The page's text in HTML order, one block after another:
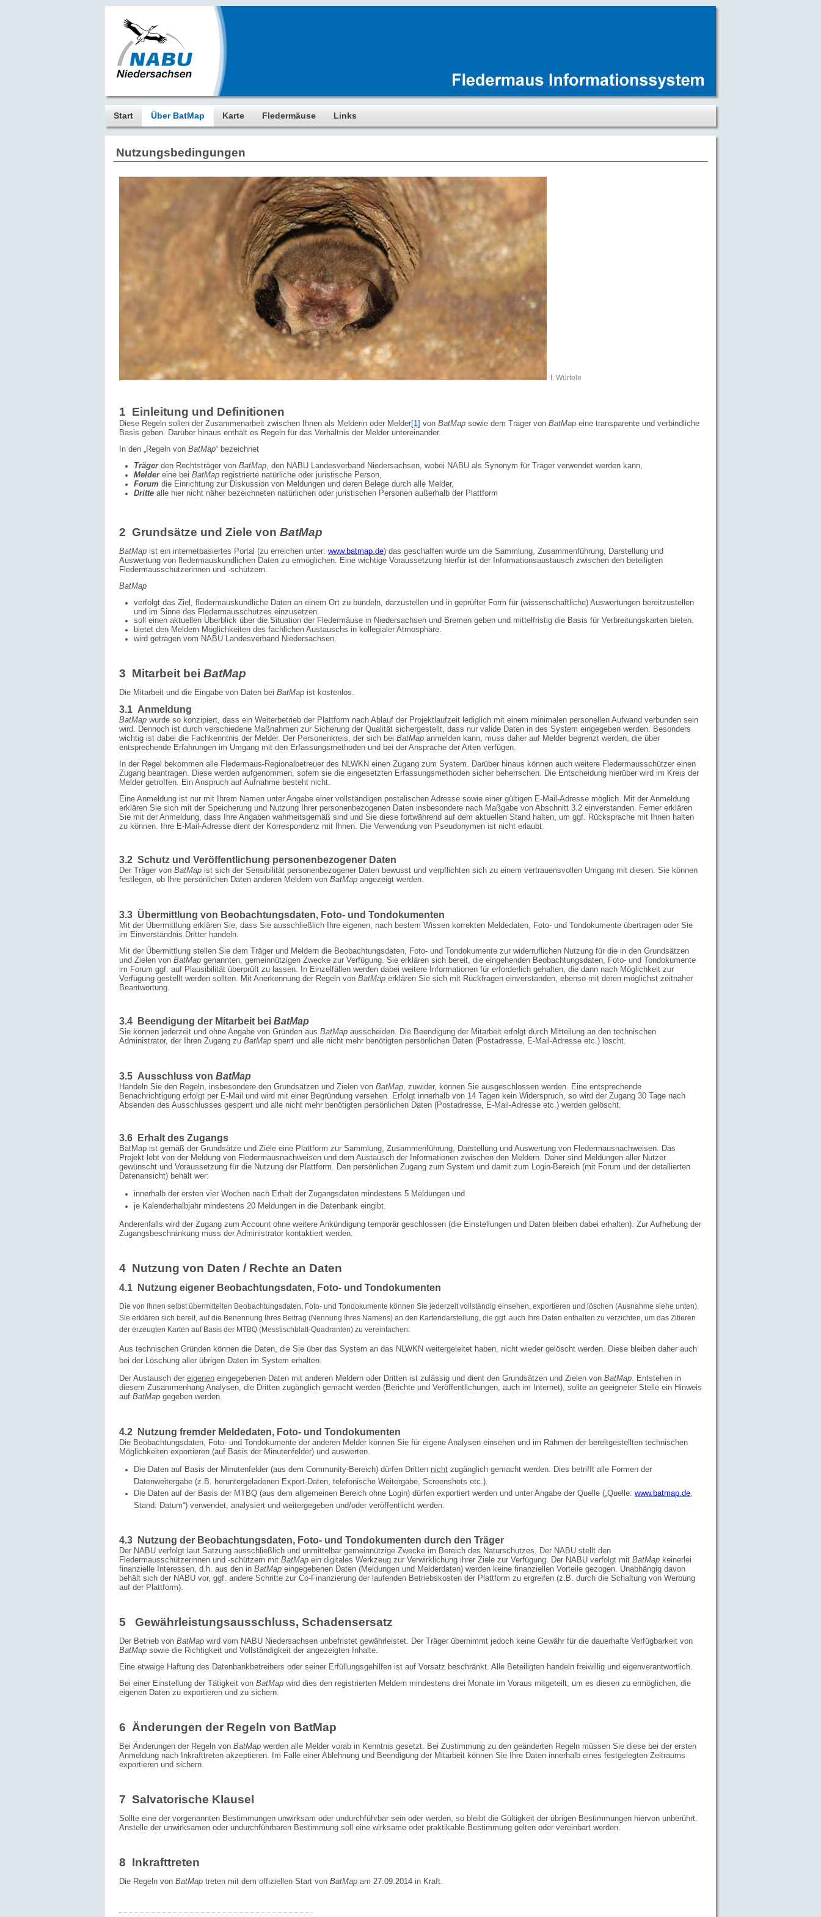
Start Über BatMap Karte Fledermäuse Links
Nutzungsbedingungen
I. Würtele
1 Einleitung und Definitionen
Diese Regeln sollen der Zusammenarbeit zwischen Ihnen als Melderin oder Melder[1] von BatMap sowie dem Träger von BatMap eine transparente und verbindliche
Basis geben. Darüber hinaus enthält es Regeln für das Verhältnis der Melder untereinander.
In den „Regeln von BatMap“ bezeichnet
Trägerden Rechtsträger von BatMap, den NABU Landesverband Niedersachsen, wobei NABU als Synonym für Träger verwendet werden kann,
Meldereine bei BatMap registrierte natürliche oder juristische Person,
Forum die Einrichtung zur Diskussion von Meldungen und deren Belege durch alle Melder,
Dritte alle hier nicht näher bezeichneten natürlichen oder juristischen Personen außerhalb der Plattform
2 Grundsätze und Ziele von BatMap
BatMap ist ein internetbasiertes Portal (zu erreichen unter: www.batmap.de) das geschaffen wurde um die Sammlung, Zusammenführung, Darstellung und
Auswertung von fleder­maus­kundlichen Daten zu ermöglichen. Eine wichtige Voraus­setzung hierfür ist der Informationsaustausch zwischen den beteiligten
Fledermausschützer­innen und -schützern.
BatMap
verfolgt das Ziel, fledermauskundliche Daten an einem Ort zu bündeln, darzustellen und in geprüfter Form für (wissenschaftliche) Auswertungen bereitzustellen
und im Sinne des Fledermausschutzes einzusetzen.
soll einen aktuellen Überblick über die Situation der Fledermäuse in Niedersachsen und Bremen geben und mittelfristig die Basis für Verbreitungskarten bieten.
bietet den Meldern Möglichkeiten des fachlichen Austauschs in kollegialer Atmosphäre.
wird getragen vom NABU Landesverband Niedersachsen.
3 Mitarbeit bei BatMap
Die Mitarbeit und die Eingabe von Daten bei BatMap ist kostenlos.
3.1 Anmeldung
BatMap wurde so konzipiert, dass ein Weiterbetrieb der Plattform nach Ablauf der Projektlaufzeit lediglich mit einem minimalen personellen Aufwand verbunden sein
wird. Dennoch ist durch verschiedene Maßnahmen zur Sicherung der Qualität sichergestellt, dass nur valide Daten in des System eingegeben werden. Besonders
wichtig ist dabei die Fachkenntnis der Melder. Der Personenkreis, der sich bei BatMap anmelden kann, muss daher auf Melder begrenzt werden, die über
entsprechende Erfahrungen im Umgang mit den Erfassungsmethoden und bei der Ansprache der Arten verfügen.
In der Regel bekommen alle Fledermaus-Regionalbetreuer des NLWKN einen Zugang zum System. Darüber hinaus können auch weitere Fledermausschützer einen
Zugang be­antragen. Diese werden aufgenommen, sofern sie die eingesetzten Erfassungsmethoden sicher beherrschen. Die Entscheidung hierüber wird im Kreis der
Melder getroffen. Ein Anspruch auf Aufnahme besteht nicht.
Eine Anmeldung ist nur mit Ihrem Namen unter Angabe einer vollständigen postalischen Adresse sowie einer gültigen E-Mail-Adresse möglich. Mit der Anmeldung
erklären Sie sich mit der Speicherung und Nutzung Ihrer personenbezogenen Daten insbesondere nach Maß­gabe von Abschnitt 3.2 einverstanden. Ferner erklären
Sie mit der Anmeldung, dass Ihre Angaben wahrheitsgemäß sind und Sie diese fortwährend auf dem aktuellen Stand halten, um ggf. Rücksprache mit Ihnen halten
zu können. Ihre E-Mail-Adresse dient der Korrespondenz mit Ihnen. Die Verwendung von Pseudonymen ist nicht erlaubt.
3.2 Schutz und Veröffentlichung personenbezogener Daten
Der Träger von BatMap ist sich der Sensibilität personenbezogener Daten bewusst und verpflichten sich zu einem vertrauensvollen Umgang mit diesen. Sie können
festlegen, ob Ihre persönlichen Daten anderen Meldern von BatMap angezeigt werden.
3.3 Übermittlung von Beobachtungsdaten, Foto- und Tondokumenten
Mit der Übermittlung erklären Sie, dass Sie ausschließlich Ihre eigenen, nach bestem Wissen korrekten Meldedaten, Foto- und Tondokumente übertragen oder Sie
im Einverständnis Dritter handeln.
Mit der Übermittlung stellen Sie dem Träger und Meldern die Beobachtungsdaten, Foto- und Tondokumente zur widerruflichen Nutzung für die in den Grundsätzen
und Zielen von BatMap genannten, gemeinnützigen Zwecke zur Verfügung. Sie erklären sich bereit, die eingehenden Beobachtungsdaten, Foto- und Tondokumente
im Forum ggf. auf Plausibilität überprüft zu lassen. In Einzelfällen werden dabei weitere Informationen für erforderlich gehalten, die dann nach Möglichkeit zur
Verfügung gestellt werden sollten. Mit Anerkennung der Regeln von BatMap erklären Sie sich mit Rückfragen einverstanden, ebenso mit deren möglichst zeitnaher
Beantwortung.
3.4 Beendigung der Mitarbeit bei BatMap
Sie können jederzeit und ohne Angabe von Gründen aus BatMap ausscheiden. Die Be­endigung der Mitarbeit erfolgt durch Mitteilung an den technischen
Administrator, der Ihren Zugang zu BatMap sperrt und alle nicht mehr benötigten persönlichen Daten (Postadresse, E-Mail-Adresse etc.) löscht.
3.5 Ausschluss von BatMap
Handeln Sie den Regeln, insbesondere den Grundsätzen und Zielen von BatMap, zuwider, können Sie ausgeschlossen werden. Eine entsprechende
Benachrichtigung erfolgt per E-Mail und wird mit einer Begründung versehen. Erfolgt innerhalb von 14 Tagen kein Widerspruch, so wird der Zugang 30 Tage nach
Absenden des Ausschlusses gesperrt und alle nicht mehr benötigten persönlichen Daten (Postadresse, E-Mail-Adresse etc.) werden gelöscht.
3.6 Erhalt des Zugangs
BatMap ist gemäß der Grundsätze und Ziele eine Plattform zur Sammlung, Zusammenführung, Darstellung und Auswertung von Fledermausnachweisen. Das
Projekt lebt von der Meldung von Fledermausnachweisen und dem Austausch der Informationen zwischen den Meldern. Daher sind Meldungen aller Nutzer
gewünscht und Voraussetzung für die Nutzung der Plattform. Den persönlichen Zugang zum System und damit zum Login-Bereich (mit Forum und der detallierten
Datenansicht) behält wer:
innerhalb der ersten vier Wochen nach Erhalt der Zugangsdaten mindestens 5 Meldungen und
je Kalenderhalbjahr mindestens 20 Meldungen in die Datenbank eingibt.
Anderenfalls wird der Zugang zum Account ohne weitere Ankündigung temporär geschlossen (die Einstellungen und Daten bleiben dabei erhalten). Zur Aufhebung der
Zugangsbeschränkung muss der Administrator kontaktiert werden.
4 Nutzung von Daten / Rechte an Daten
4.1 Nutzung eigener Beobachtungsdaten, Foto- und Tondokumenten
Die von Ihnen selbst übermittelten Beobachtungsdaten, Foto- und Tondokumente können Sie jederzeit vollständig einsehen, exportieren und löschen (Ausnahme siehe unten).
Sie erklären sich bereit, auf die Benennung Ihres Beitrag (Nennung Ihres Namens) an den Karten­dar­stellung, die ggf. auch Ihre Daten enthalten zu verzichten, um das Zitieren
der erzeugten Karten auf Basis der MTBQ (Messtischblatt-Quadranten) zu vereinfachen.
Aus technischen Gründen können die Daten, die Sie über das System an das NLWKN weiter­geleitet haben, nicht wieder gelöscht werden. Diese bleiben daher auch
bei der Löschung aller übrigen Daten im System erhalten.
Der Austausch der eigenen eingegebenen Daten mit anderen Meldern oder Dritten ist zulässig und dient den Grundsätzen und Zielen von BatMap. Entstehen in
diesem Zusammenhang Analysen, die Dritten zugänglich gemacht werden (Berichte und Ver­öffentlichungen, auch im Internet), sollte an geeigneter Stelle ein Hinweis
auf BatMap gegeben werden.
4.2 Nutzung fremder Meldedaten, Foto- und Tondokumenten
Die Beobachtungsdaten, Foto- und Tondokumente der anderen Melder können Sie für eigene Analysen einsehen und im Rahmen der bereitgestellten technischen
Möglichkeiten exportieren (auf Basis der Minutenfelder) und auswerten.
Die Daten auf Basis der Minutenfelder (aus dem Community-Bereich) dürfen Dritten nicht zugänglich gemacht werden. Dies betrifft alle Formen der
Datenweitergabe (z.B. herunter­geladenen Export-Daten, telefonische Weitergabe, Screenshots etc.).
Die Daten auf der Basis der MTBQ (aus dem allgemeinen Bereich ohne Login) dürfen exportiert werden und unter Angabe der Quelle („Quelle: www.batmap.de,
Stand: Datum“) verwendet, analysiert und weitergegeben und/oder veröffentlicht werden.
4.3 Nutzung der Beobachtungsdaten, Foto- und Tondokumenten durch den Träger
Der NABU verfolgt laut Satzung ausschließlich und unmittelbar gemein­nützige Zwecke im Bereich des Naturschutzes. Der NABU stellt den
Fledermausschützerinnen und -schützern mit BatMap ein digitales Werkzeug zur Ver­wirklichung ihrer Ziele zur Verfügung. Der NABU verfolgt mit BatMap keinerlei
finanzielle Interessen, d.h. aus den in BatMap eingegebenen Daten (Meldungen und Melderdaten) werden keine finanziellen Vorteile gezogen. Unabhängig davon
behält sich der NABU vor, ggf. andere Schritte zur Co-Finanzierung der laufenden Betriebskosten der Plattform zu ergreifen (z.B. durch die Schaltung von Werbung
auf der Plattform).
5 Gewährleistungsausschluss, Schadensersatz
Der Betrieb von BatMap wird vom NABU Niedersachsen unbefristet gewährleistet. Der Träger übernimmt jedoch keine Gewähr für die dauerhafte Verfügbarkeit von
BatMap sowie die Richtigkeit und Vollständigkeit der angezeigten Inhalte.
Eine etwaige Haftung des Datenbankbetreibers oder seiner Erfüllungsgehilfen ist auf Vorsatz beschränkt. Alle Beteiligten handeln freiwillig und eigenverantwortlich.
Bei einer Einstellung der Tätigkeit von BatMap wird dies den registrierten Meldern mindestens drei Monate im Voraus mitgeteilt, um es diesen zu ermöglichen, die
eigenen Daten zu exportieren und zu sichern.
6 Änderungen der Regeln von BatMap
Bei Änderungen der Regeln von BatMap werden alle Melder vorab in Kenntnis gesetzt. Bei Zustimmung zu den geänderten Regeln müssen Sie diese bei der ersten
Anmeldung nach Inkrafttreten akzeptieren. Im Falle einer Ablehnung und Beendigung der Mitarbeit können Sie Ihre Daten innerhalb eines festgelegten Zeitraums
exportieren und sichern.
7 Salvatorische Klausel
Sollte eine der vorgenannten Bestimmungen unwirksam oder undurchführbar sein oder werden, so bleibt die Gültigkeit der übrigen Bestimmungen hiervon unberührt.
Anstelle der unwirksamen oder undurchführbaren Bestimmung soll eine wirksame oder praktikable Bestimmung gelten oder vereinbart werden.
8 Inkrafttreten
Die Regeln von BatMap treten mit dem offiziellen Start von BatMap am 27.09.2014 in Kraft.